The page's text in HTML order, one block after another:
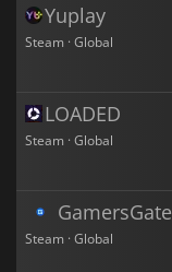
Yuplay
Steam · Global
LOADED
Steam · Global
GamersGate
Steam · Global